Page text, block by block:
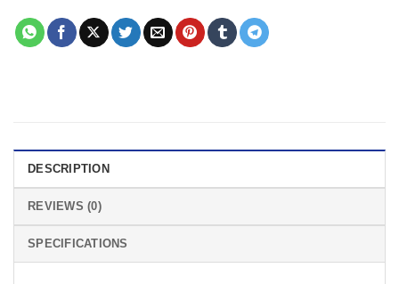
DESCRIPTION
REVIEWS (0)
SPECIFICATIONS